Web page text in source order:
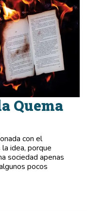
Quema
con el
idea, porque
sociedad apenas
pocos